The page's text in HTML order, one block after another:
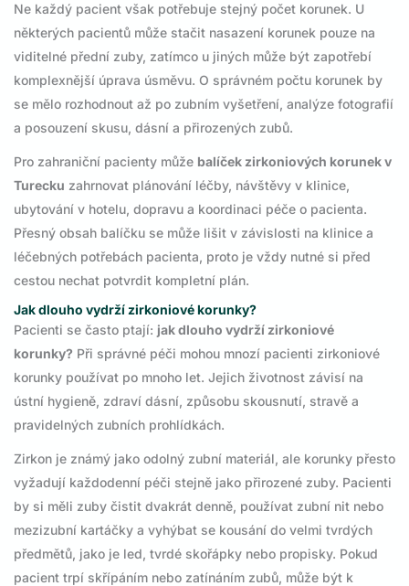
Ne každý pacient však potřebuje stejný počet korunek. U
některých pacientů může stačit nasazení korunek pouze na
viditelné přední zuby, zatímco u jiných může být zapotřebí
komplexnější úprava úsměvu. O správném počtu korunek by
se mělo rozhodnout až po zubním vyšetření, analýze fotografií
a posouzení skusu, dásní a přirozených zubů.
Pro zahraniční pacienty může balíček zirkoniových korunek v
Turecku zahrnovat plánování léčby, návštěvy v klinice,
ubytování v hotelu, dopravu a koordinaci péče o pacienta.
Přesný obsah balíčku se může lišit v závislosti na klinice a
léčebných potřebách pacienta, proto je vždy nutné si před
cestou nechat potvrdit kompletní plán.
Jak dlouho vydrží zirkoniové korunky?
Pacienti se často ptají: jak dlouho vydrží zirkoniové
korunky? Při správné péči mohou mnozí pacienti zirkoniové
korunky používat po mnoho let. Jejich životnost závisí na
ústní hygieně, zdraví dásní, způsobu skousnutí, stravě a
pravidelných zubních prohlídkách.
Zirkon je známý jako odolný zubní materiál, ale korunky přesto
vyžadují každodenní péči stejně jako přirozené zuby. Pacienti
by si měli zuby čistit dvakrát denně, používat zubní nit nebo
mezizubní kartáčky a vyhýbat se kousání do velmi tvrdých
předmětů, jako je led, tvrdé skořápky nebo propisky. Pokud
pacient trpí skřípáním nebo zatínáním zubů, může být k